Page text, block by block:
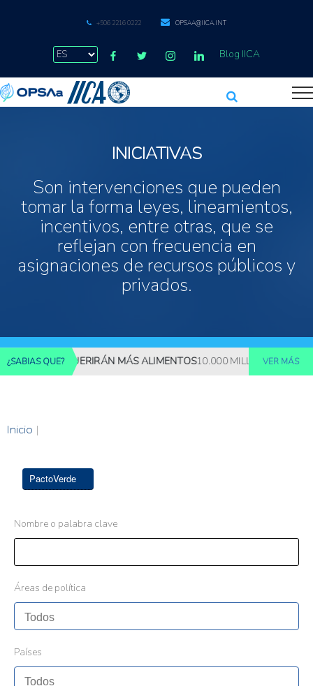
+506 2216 0222 OPSAA@IICA.INT
Blog IICA
INICIATIVAS
Son intervenciones que pueden
tomar la forma leyes, lineamientos,
incentivos, entre otras, que se
reflejan con frecuencia en
asignaciones de recursos públicos y
privados.
¿SABIAS QUE?REQUERIRÁN MÁS ALIMENTOS10.000 MILLONES DEVER MÁS
Inicio |
PactoVerde
Nombre o palabra clave
Áreas de política
Países